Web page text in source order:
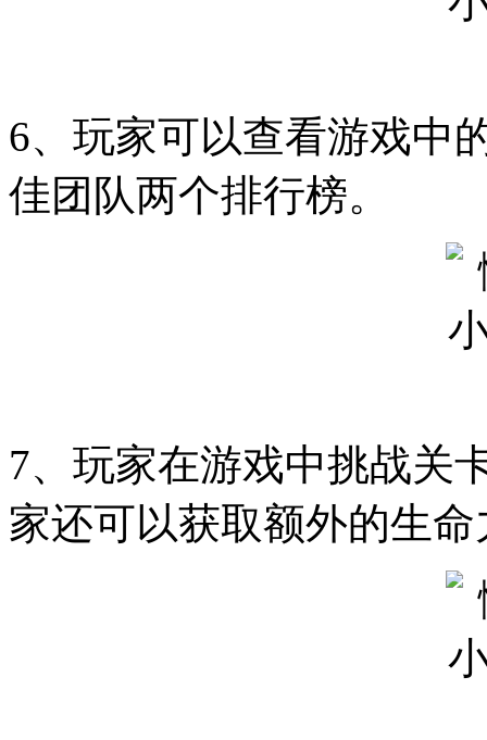
6、玩家可以查看游戏中
佳团队两个排行榜。
7、玩家在游戏中挑战关
家还可以获取额外的生命